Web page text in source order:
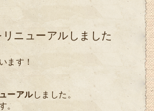
ニューアルしました
ます！
ーアルしました。
。